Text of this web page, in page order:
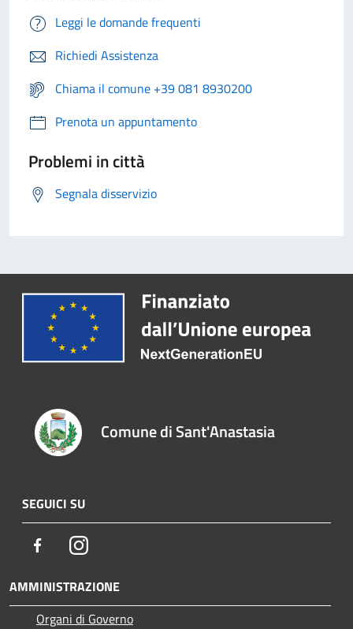
Leggi le domande frequenti
Richiedi Assistenza
Chiama il comune +39 081 8930200
Prenota un appuntamento
Problemi in città
Segnala disservizio
Comune di Sant'Anastasia
SEGUICI SU
FacebookInstagram
AMMINISTRAZIONE
Organi di Governo